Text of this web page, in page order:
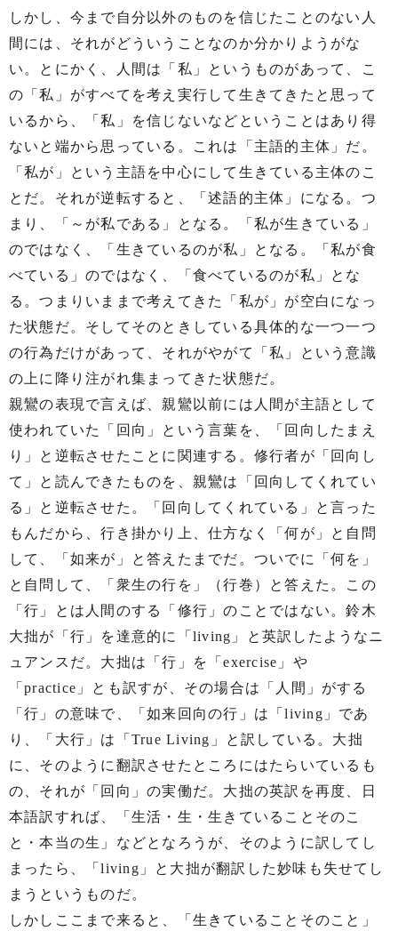
しかし、今まで自分以外のものを信じたことのない人
間には、それがどういうことなのか分かりようがな
い。とにかく、人間は「私」というものがあって、こ
の「私」がすべてを考え実行して生きてきたと思って
いるから、「私」を信じないなどということはあり得
ないと端から思っている。これは「主語的主体」だ。
「私が」という主語を中心にして生きている主体のこ
とだ。それが逆転すると、「述語的主体」になる。つ
まり、「～が私である」となる。「私が生きている」
のではなく、「生きているのが私」となる。「私が食
べている」のではなく、「食べているのが私」とな
る。つまりいままで考えてきた「私が」が空白になっ
た状態だ。そしてそのときしている具体的な一つ一つ
の行為だけがあって、それがやがて「私」という意識
の上に降り注がれ集まってきた状態だ。
親鸞の表現で言えば、親鸞以前には人間が主語として
使われていた「回向」という言葉を、「回向したまえ
り」と逆転させたことに関連する。修行者が「回向し
て」と読んできたものを、親鸞は「回向してくれてい
る」と逆転させた。「回向してくれている」と言った
もんだから、行き掛かり上、仕方なく「何が」と自問
して、「如来が」と答えたまでだ。ついでに「何を」
と自問して、「衆生の行を」（行巻）と答えた。この
「行」とは人間のする「修行」のことではない。鈴木
大拙が「行」を達意的に「living」と英訳したようなニ
ュアンスだ。大拙は「行」を「exercise」や
「practice」とも訳すが、その場合は「人間」がする
「行」の意味で、「如来回向の行」は「living」であ
り、「大行」は「True Living」と訳している。大拙
に、そのように翻訳させたところにはたらいているも
の、それが「回向」の実働だ。大拙の英訳を再度、日
本語訳すれば、「生活・生・生きていることそのこ
と・本当の生」などとなろうが、そのように訳してし
まったら、「living」と大拙が翻訳した妙味も失せてし
まうというものだ。
しかしここまで来ると、「生きていることそのこと」